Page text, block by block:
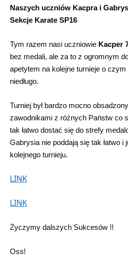
Naszych uczniów Kacpra i
Sekcje Karate SP16
Tym razem nasi uczniowie Kacper
bez medali, ale za to z ogromnym
apetytem na kolejne turnieje o
niedługo.
Turniej był bardzo mocno
zawodnikami z różnych Państw co
tak łatwo dostać się do strefy
Gabrysia nie poddają się tak łatwo i
kolejnego turnieju.
LINK
LINK
Życzymy dalszych Sukcesów !!
Oss!